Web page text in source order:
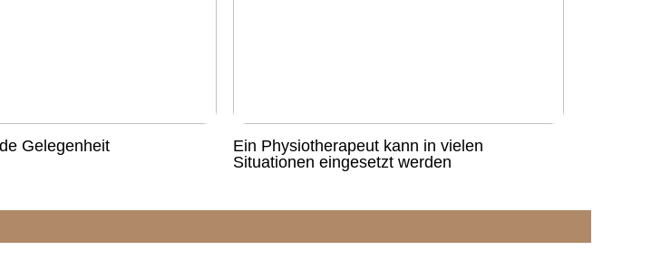
Gelegenheit
Ein Physiotherapeut kann in vielen
Situationen eingesetzt werden